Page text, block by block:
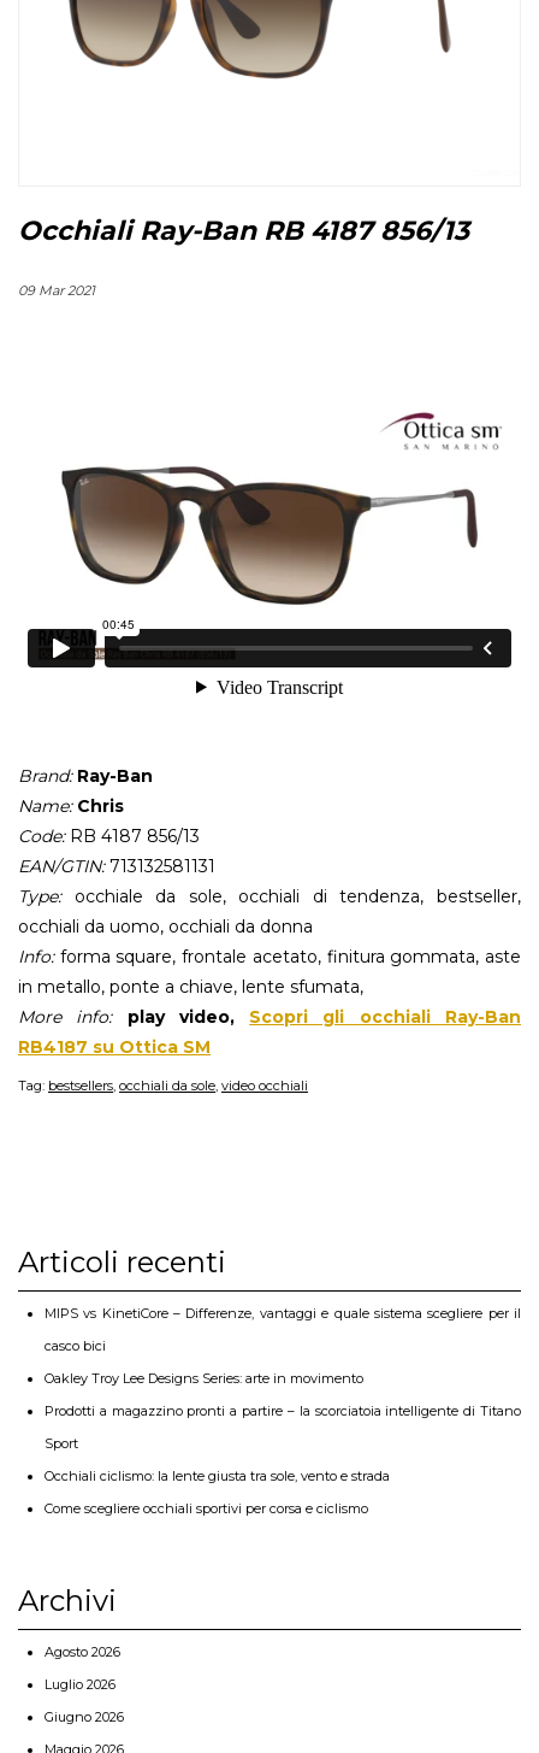
Occhiali Ray-Ban RB 4187 856/13
09 Mar 2021
Brand:Ray-Ban
Name:Chris
Code:RB 4187 856/13
EAN/GTIN:713132581131
Type:occhiale da sole, occhiali di tendenza, bestseller,
occhiali da uomo, occhiali da donna
Info:forma square, frontale acetato, finitura gommata, aste
in metallo, ponte a chiave, lente sfumata,
More info:play video, Scopri gli occhiali Ray-Ban
RB4187 su Ottica SM
Tag: bestsellers, occhiali da sole, video occhiali
Articoli recenti
MIPS vs KinetiCore – Differenze, vantaggi e quale sistema scegliere per il
casco bici
Oakley Troy Lee Designs Series: arte in movimento
Prodotti a magazzino pronti a partire – la scorciatoia intelligente di Titano
Sport
Occhiali ciclismo: la lente giusta tra sole, vento e strada
Come scegliere occhiali sportivi per corsa e ciclismo
Archivi
Agosto 2026
Luglio 2026
Giugno 2026
Maggio 2026